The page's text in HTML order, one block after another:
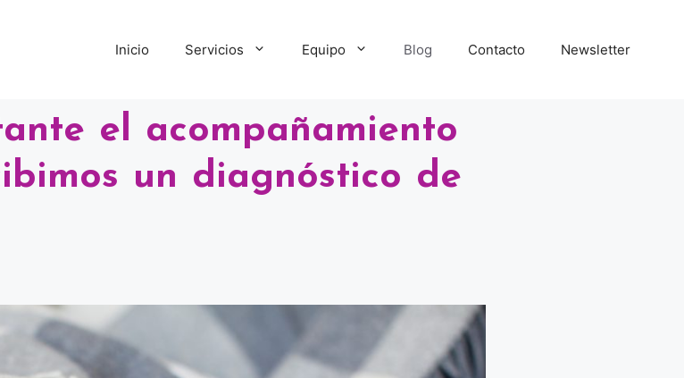
Inicio Servicios Equipo Blog Contacto Newsletter
el acompañamiento
un diagnóstico de